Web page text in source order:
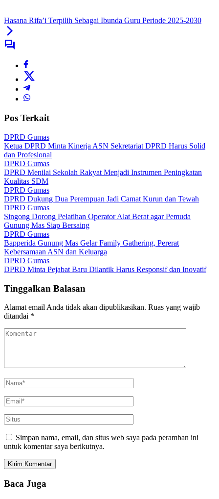
Hasana Rifa’i Terpilih Sebagai Ibunda Guru Periode 2025-2030
Pos Terkait
DPRD Gumas
Ketua DPRD Minta Kinerja ASN Sekretariat DPRD Harus Solid
dan Profesional
DPRD Gumas
DPRD Menilai Sekolah Rakyat Menjadi Instrumen Peningkatan
Kualitas SDM
DPRD Gumas
DPRD Dukung Dua Perempuan Jadi Camat Kurun dan Tewah
DPRD Gumas
Singong Dorong Pelatihan Operator Alat Berat agar Pemuda
Gunung Mas Siap Bersaing
DPRD Gumas
Bapperida Gunung Mas Gelar Family Gathering, Pererat
Kebersamaan ASN dan Keluarga
DPRD Gumas
DPRD Minta Pejabat Baru Dilantik Harus Responsif dan Inovatif
Tinggalkan Balasan
Alamat email Anda tidak akan dipublikasikan. Ruas yang wajib
ditandai *
Simpan nama, email, dan situs web saya pada peramban ini
untuk komentar saya berikutnya.
Baca Juga